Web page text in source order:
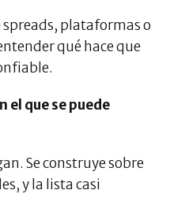
spreads, plataformas o
qué hace que
el que se puede
Se construye sobre
y la lista casi